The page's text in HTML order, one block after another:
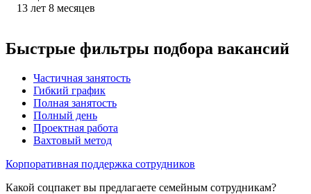
13 лет 8 месяцев
Быстрые фильтры подбора вакансий
Частичная занятость
Гибкий график
Полная занятость
Полный день
Проектная работа
Вахтовый метод
Корпоративная поддержка сотрудников
Какой соцпакет вы предлагаете семейным сотрудникам?